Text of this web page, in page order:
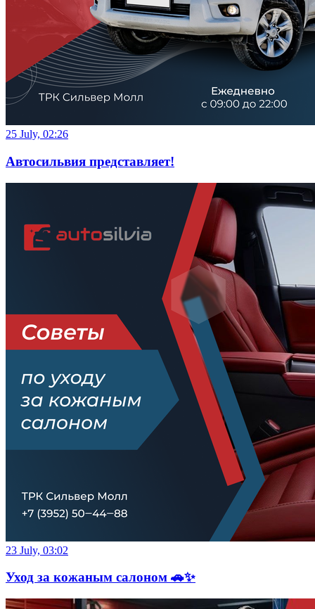
25 July, 02:26
Автосильвия представляет!
23 July, 03:02
Уход за кожаным салоном 🚗✨